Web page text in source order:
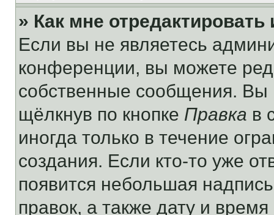
» Как мне
Если вы не являетесь
конференции, вы можете
собственные сообщения. Вы
щёлкнув по кнопке Правка в
иногда только в течение
создания. Если кто-то уже
появится небольшая
правок, а также дату и